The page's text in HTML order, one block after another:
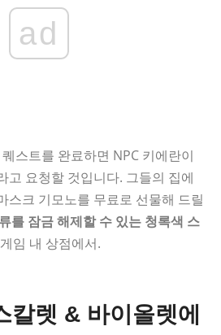
ad
스트를 완료하면 NPC 키에란이
고 요청할 것입니다. 그들의 집에
스크 기모노를 무료로 선물해 드릴
를 잠금 해제할 수 있는 청록색 스
게임 내 상점에서.
칼렛 & 바이올렛에